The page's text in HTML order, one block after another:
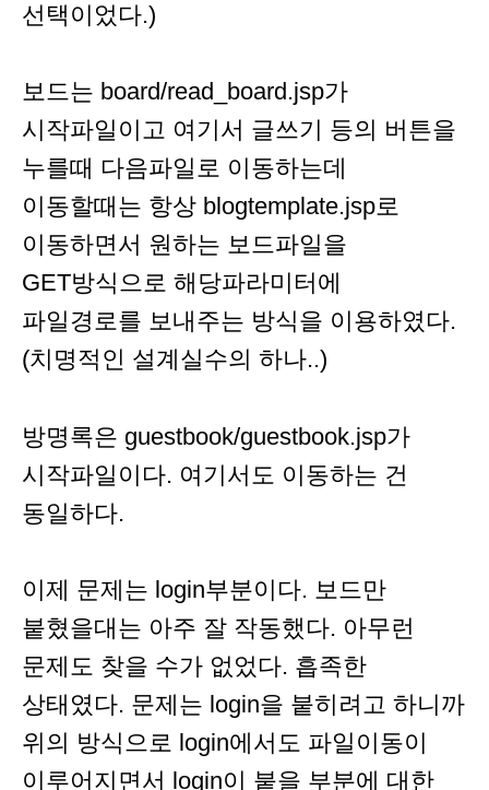
선택이었다.)
보드는 board/read_board.jsp가
시작파일이고 여기서 글쓰기 등의 버튼을
누를때 다음파일로 이동하는데
이동할때는 항상 blogtemplate.jsp로
이동하면서 원하는 보드파일을
GET방식으로 해당파라미터에
파일경로를 보내주는 방식을 이용하였다.
(치명적인 설계실수의 하나..)
방명록은 guestbook/guestbook.jsp가
시작파일이다. 여기서도 이동하는 건
동일하다.
이제 문제는 login부분이다. 보드만
붙혔을대는 아주 잘 작동했다. 아무런
문제도 찾을 수가 없었다. 흡족한
상태였다. 문제는 login을 붙히려고 하니까
위의 방식으로 login에서도 파일이동이
이루어지면서 login이 붙을 부분에 대한